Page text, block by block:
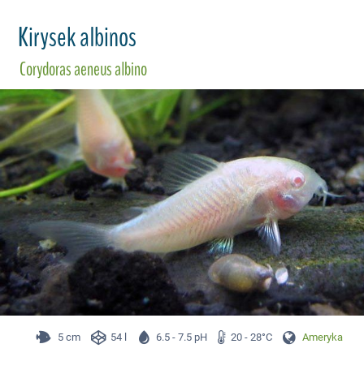
Kirysek albinos
Corydoras aeneus albino
5 cm 54 l 6.5 - 7.5 pH 20 - 28°C Ameryka Płd.